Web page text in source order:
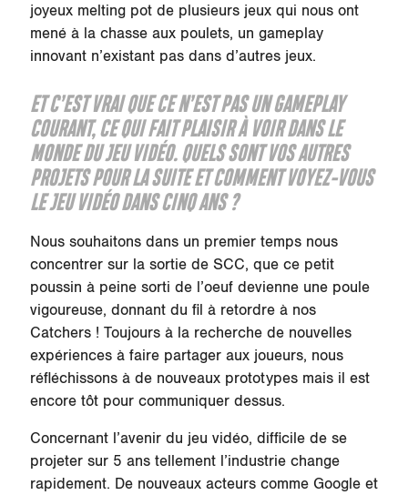
joyeux melting pot de plusieurs jeux qui nous ont
mené à la chasse aux poulets, un gameplay
innovant n’existant pas dans d’autres jeux.
ET C’EST VRAI QUE CE N’EST PAS UN GAMEPLAY
COURANT, CE QUI FAIT PLAISIR À VOIR DANS LE
MONDE DU JEU VIDÉO. QUELS SONT VOS AUTRES
PROJETS POUR LA SUITE ET COMMENT VOYEZ-VOUS
LE JEU VIDÉO DANS CINQ ANS ?
Nous souhaitons dans un premier temps nous
concentrer sur la sortie de SCC, que ce petit
poussin à peine sorti de l’oeuf devienne une poule
vigoureuse, donnant du fil à retordre à nos
Catchers ! Toujours à la recherche de nouvelles
expériences à faire partager aux joueurs, nous
réfléchissons à de nouveaux prototypes mais il est
encore tôt pour communiquer dessus.
Concernant l’avenir du jeu vidéo, difficile de se
projeter sur 5 ans tellement l’industrie change
rapidement. De nouveaux acteurs comme Google et